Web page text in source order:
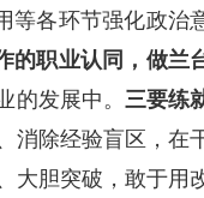
等各环节强化政治
的职业认同，做兰
发展中。 三要练
消除经验盲区，在
大胆突破，敢于用